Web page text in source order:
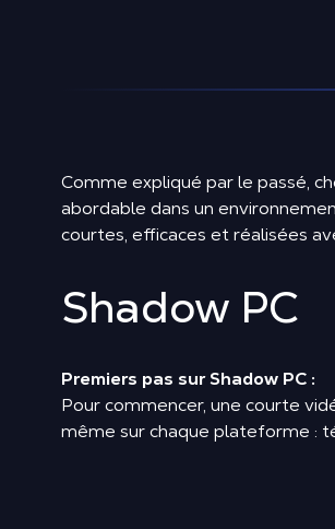
Comme expliqué par le passé,
abordable dans un
courtes, efficaces et réalisées
Shadow PC
Premiers pas sur Shadow PC :
Pour commencer, une courte
même sur chaque plateforme :